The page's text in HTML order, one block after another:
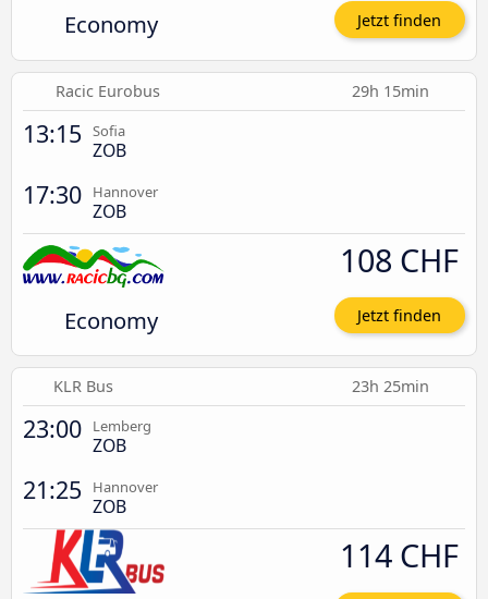
Economy Jetzt finden
Racic Eurobus 29h 15min
13:15 Sofia
ZOB
17:30 Hannover
ZOB
Economy
108 CHF
Jetzt finden
KLR Bus 23h 25min
23:00 Lemberg
ZOB
21:25 Hannover
ZOB
114 CHF